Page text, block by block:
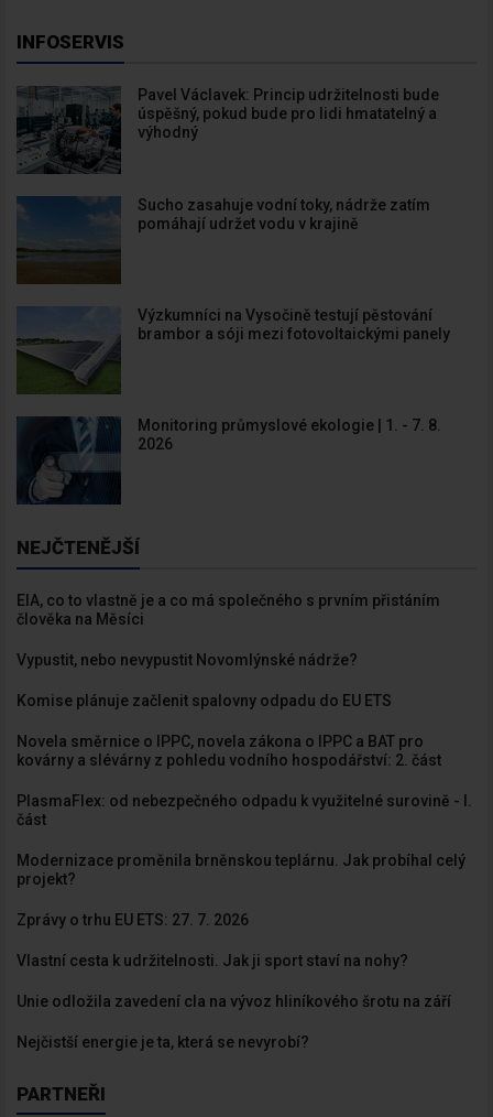
INFOSERVIS
Pavel Václavek: Princip udržitelnosti bude
úspěšný, pokud bude pro lidi hmatatelný a
výhodný
Sucho zasahuje vodní toky, nádrže zatím
pomáhají udržet vodu v krajině
Výzkumníci na Vysočině testují pěstování
brambor a sóji mezi fotovoltaickými panely
Monitoring průmyslové ekologie | 1. - 7. 8.
2026
NEJČTENĚJŠÍ
EIA, co to vlastně je a co má společného s prvním přistáním
člověka na Měsíci
Vypustit, nebo nevypustit Novomlýnské nádrže?
Komise plánuje začlenit spalovny odpadu do EU ETS
Novela směrnice o IPPC, novela zákona o IPPC a BAT pro
kovárny a slévárny z pohledu vodního hospodářství: 2. část
PlasmaFlex: od nebezpečného odpadu k využitelné surovině - I.
část
Modernizace proměnila brněnskou teplárnu. Jak probíhal celý
projekt?
Zprávy o trhu EU ETS: 27. 7. 2026
Vlastní cesta k udržitelnosti. Jak ji sport staví na nohy?
Unie odložila zavedení cla na vývoz hliníkového šrotu na září
Nejčistší energie je ta, která se nevyrobí?
PARTNEŘI
Newsletter
budeme zasílat ty nejdůležitější
informace, maximálně 1x týdně.